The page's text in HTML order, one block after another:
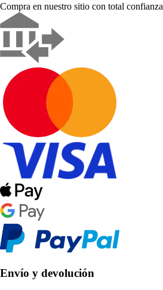
Compra en nuestro sitio con total confianza
Envío y devolución